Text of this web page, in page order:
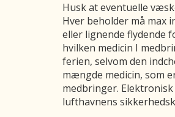
Husk at eventuelle
Hver beholder må max
eller lignende flydende
hvilken medicin I
ferien, selvom den
mængde medicin, som
medbringer.
lufthavnens